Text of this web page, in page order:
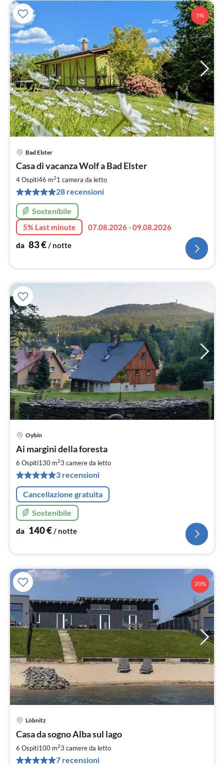
5%
Bad Elster
Casa di vacanza Wolf a Bad Elster
4 Ospiti46 m21 camera da letto
28 recensioni
Sostenibile
5% Last minute
07.08.2026 - 09.08.2026
da 83€/ notte
Oybin
Ai margini della foresta
6 Ospiti130 m23 camere da letto
3 recensioni
Cancellazione gratuita
Sostenibile
da 140€/ notte
20%
Löbnitz
Casa da sogno Alba sul lago
6 Ospiti100 m23 camere da letto
7 recensioni